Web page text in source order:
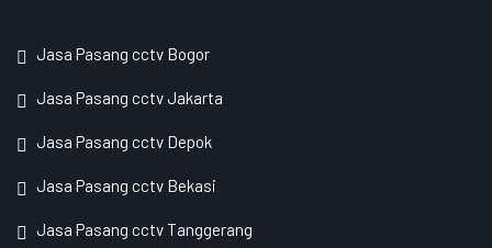
Jasa Pasang cctv Bogor
Jasa Pasang cctv Jakarta
Jasa Pasang cctv Depok
Jasa Pasang cctv Bekasi
Jasa Pasang cctv Tanggerang